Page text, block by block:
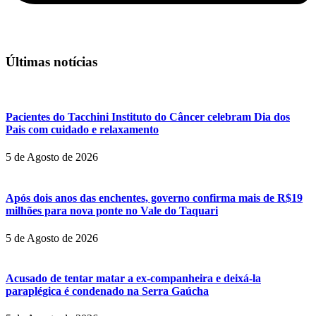
Últimas notícias
Pacientes do Tacchini Instituto do Câncer celebram Dia dos
Pais com cuidado e relaxamento
5 de Agosto de 2026
Após dois anos das enchentes, governo confirma mais de R$19
milhões para nova ponte no Vale do Taquari
5 de Agosto de 2026
Acusado de tentar matar a ex-companheira e deixá-la
paraplégica é condenado na Serra Gaúcha